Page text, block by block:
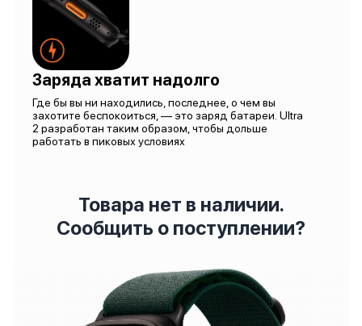
Заряда хватит надолго
Где бы вы ни находились, последнее, о чем вы
захотите беспокоиться, — это заряд батареи. Ultra
2 разработан таким образом, чтобы дольше
работать в пиковых условиях
Товара нет в наличии.
Сообщить о поступлении?